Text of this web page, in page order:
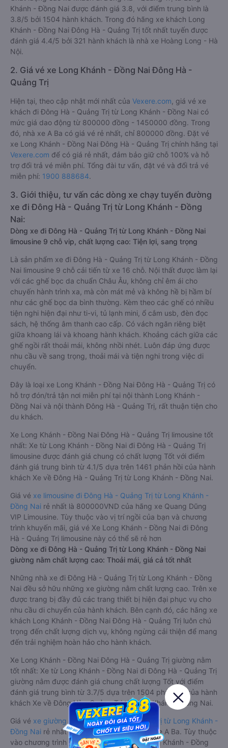
Khánh - Đồng Nai được đánh giá 3.8, với điểm trung bình là
3.8/5 bởi 1504 hành khách. Trong đó hãng xe khách Long
Khánh - Đồng Nai Đông Hà - Quảng Trị tốt nhất tuyến được
đánh giá 4.4/5 bởi 321 hành khách là nhà xe Hoàng Long - Hà
Nội.
2. Giá vé xe Long Khánh - Đồng Nai Đông Hà -
Quảng Trị
Hiện tại, theo cập nhật mới nhất của Vexere.com , giá vé xe
khách đi Đông Hà - Quảng Trị từ Long Khánh - Đồng Nai có
mức giá dao động từ 800000 đồng - 1450000 đồng. Trong
đó, nhà xe A Ba có giá vé rẻ nhất, chỉ 800000 đồng. Đặt vé
xe Long Khánh - Đồng Nai Đông Hà - Quảng Trị chính hãng tại
Vexere.com để có giá rẻ nhất, đảm bảo giữ chỗ 100% và hỗ
trợ đổi trả vé miễn phí. Tổng đài tư vấn, đặt vé và đổi trả vé
miễn phí: 1900 888684.
3. Giới thiệu, tư vấn các dòng xe chạy tuyến đường
xe đi Đông Hà - Quảng Trị từ Long Khánh - Đồng
Nai:
Dòng xe đi Đông Hà - Quảng Trị từ Long Khánh - Đồng Nai
limousine 9 chỗ vip, chất lượng cao: Tiện lợi, sang trọng
Là sản phẩm xe đi Đông Hà - Quảng Trị từ Long Khánh - Đồng
Nai limousine 9 chỗ cải tiến từ xe 16 chỗ. Nội thất được làm lại
với các ghế bọc da chuẩn Châu Âu, không chỉ êm ái cho
chuyến hành trình xa, mà còn mát mẻ và không hề bị hầm bí
như các ghế bọc da bình thường. Kèm theo các ghế có nhiều
tiện nghi hiện đại như ti-vi, tủ lạnh mini, ổ cắm usb, đèn đọc
sách, hệ thống âm thanh cao cấp. Có vách ngăn riêng biệt
giữa khoang lái và khoang hành khách. Khoảng cách giữa các
ghế ngồi rất thoải mái, không nhồi nhét. Luôn đáp ứng được
nhu cầu về sang trọng, thoải mái và tiện nghi trong việc di
chuyển.
Đây là loại xe Long Khánh - Đồng Nai Đông Hà - Quảng Trị có
hỗ trợ đón/trả tận nơi miễn phí tại nội thành Long Khánh -
Đồng Nai và nội thành Đông Hà - Quảng Trị, rất thuận tiện cho
du khách.
Xe Long Khánh - Đồng Nai Đông Hà - Quảng Trị limousine tốt
nhất: Xe từ Long Khánh - Đồng Nai đi Đông Hà - Quảng Trị
limousine được đánh giá chung có chất lượng Tốt với điểm
đánh giá trung bình từ 4.1/5 dựa trên 1461 phản hồi của hành
khách Xe về Đông Hà - Quảng Trị từ Long Khánh - Đồng Nai.
Giá vé xe limousine đi Đông Hà - Quảng Trị từ Long Khánh -
Đồng Nai rẻ nhất là 800000VND của hãng xe Quang Dũng
VIP Limousine. Tùy thuộc vào vị trí ngồi của bạn và chương
trình khuyến mãi, giá vé Xe Long Khánh - Đồng Nai đi Đông
Hà - Quảng Trị limousine này có thể sẽ rẻ hơn
Dòng xe đi Đông Hà - Quảng Trị từ Long Khánh - Đồng Nai
giường nằm chất lượng cao: Thoải mái, giá cả tốt nhất
Những nhà xe đi Đông Hà - Quảng Trị từ Long Khánh - Đồng
Nai đều sở hữu những xe giường nằm chất lượng cao. Trên xe
được trang bị đầy đủ các trang thiết bị hiện đại phục vụ cho
nhu cầu di chuyển của hành khách. Bên cạnh đó, các hãng xe
khách Long Khánh - Đồng Nai Đông Hà - Quảng Trị luôn chú
trọng đến chất lượng dịch vụ, không ngừng cải thiện để mang
đến trải nghiệm hoàn hảo cho hành khách.
Xe Long Khánh - Đồng Nai Đông Hà - Quảng Trị giường nằm
tốt nhất: Xe từ Long Khánh - Đồng Nai đi Đông Hà - Quảng Trị
giường nằm được đánh giá chung chất lượng Tốt với điểm
đánh giá trung bình từ 3.7/5 dựa trên 1504 phản hồi của hành
khách Xe về Đông Hà - Quảng Trị từ Long Khánh - Đồng Nai.
Giá vé xe giường nằm đi Đông Hà - Quảng Trị từ Long Khánh -
Đồng Nai rẻ nhất là 800000VND của hãng xe A Ba. Tùy thuộc
vào chương trình khuyến mãi, giá vé Xe Long Khánh - Đồng